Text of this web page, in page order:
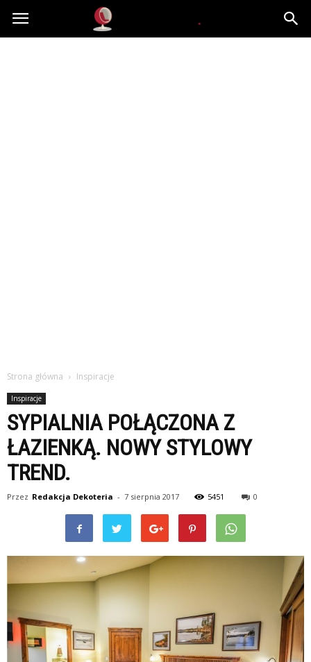
Dekoteria.pl
Strona główna Inspiracje
Inspiracje
SYPIALNIA POŁĄCZONA Z
ŁAZIENKĄ. NOWY STYLOWY
TREND.
Przez Redakcja Dekoteria - 7 sierpnia 2017 5451 0